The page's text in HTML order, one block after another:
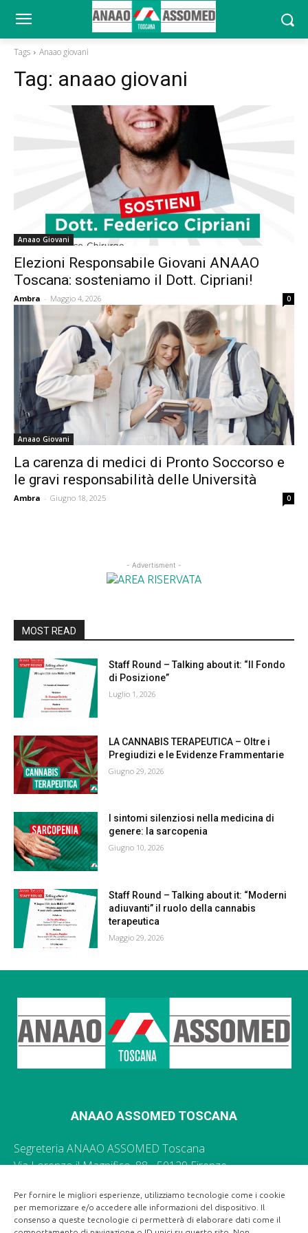
Per fornire le migliori esperienze, utilizziamo tecnologie come i cookie
per memorizzare e/o accedere alle informazioni del dispositivo. Il
consenso a queste tecnologie ci permetterà di elaborare dati come il
Tags Anaao giovani
Tag: anaao giovani
Anaao Giovani
Elezioni Responsabile Giovani ANAAO
Toscana: sosteniamo il Dott. Cipriani!
Ambra - Maggio 4, 2026 0
Anaao Giovani
La carenza di medici di Pronto Soccorso e
le gravi responsabilità delle Università
Ambra - Giugno 18, 2025 0
- Advertisment -
MOST READ
Staff Round – Talking about it: “Il Fondo
di Posizione”
Luglio 1, 2026
LA CANNABIS TERAPEUTICA – Oltre i
Pregiudizi e le Evidenze Frammentarie
Giugno 29, 2026
I sintomi silenziosi nella medicina di
genere: la sarcopenia
Giugno 10, 2026
Staff Round – Talking about it: “Moderni
adiuvanti” il ruolo della cannabis
terapeutica
Maggio 29, 2026
ANAAO ASSOMED TOSCANA
Segreteria ANAAO ASSOMED Toscana
Via Lorenzo il Magnifico, 88 - 50129 Firenze
Ufficio Stampa Regionale ANAAO ASSOMED Toscana